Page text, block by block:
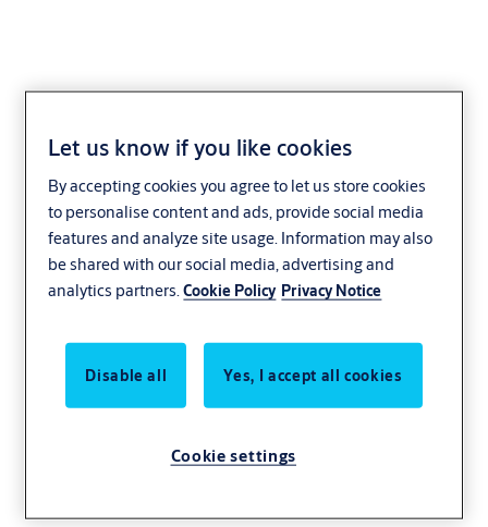
Указание за защита
на личните данни -
заявка за достъп до
участниците
ASSA ABLOY AB ще обработва вашите лични
данни по отношение на Вашето искане,
данни, по следния начин.
Let us know if you like cookies
By accepting cookies you agree to let us store cookies
to personalise content and ads, provide social media
features and analyze site usage. Information may also
be shared with our social media, advertising and
analytics partners.Cookie Policy Privacy Notice
Disable all Yes, I accept all cookies
Cookie settings